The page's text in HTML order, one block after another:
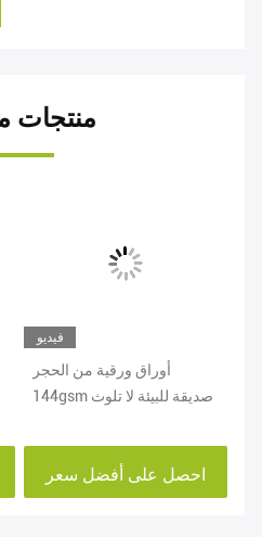
منتجات
فيديو
أوراق ورقية من الحجر
144gsm صديقة للبيئة لا تلوث
احصل على أفضل سعر